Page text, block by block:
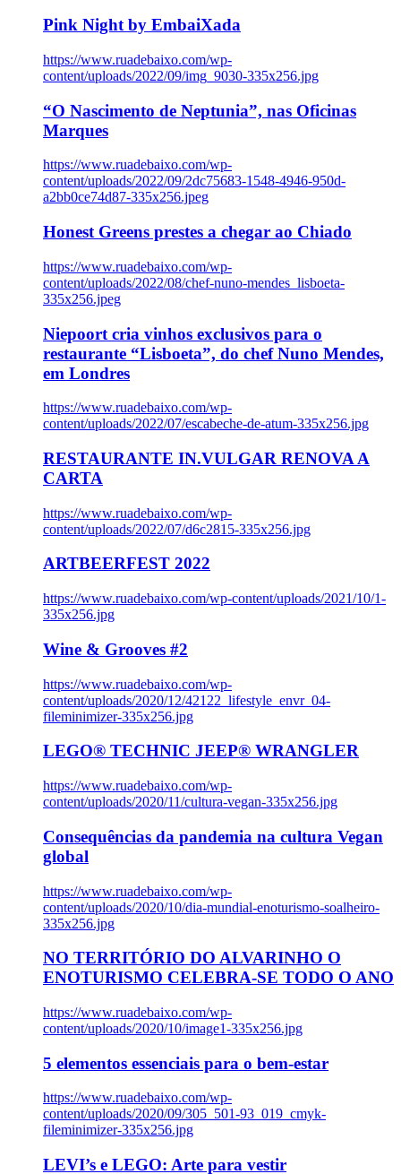
Pink Night by EmbaiXada
https://www.ruadebaixo.com/wp-
content/uploads/2022/09/img_9030-335x256.jpg
“O Nascimento de Neptunia”, nas Oficinas
Marques
https://www.ruadebaixo.com/wp-
content/uploads/2022/09/2dc75683-1548-4946-950d-
a2bb0ce74d87-335x256.jpeg
Honest Greens prestes a chegar ao Chiado
https://www.ruadebaixo.com/wp-
content/uploads/2022/08/chef-nuno-mendes_lisboeta-
335x256.jpeg
Niepoort cria vinhos exclusivos para o
restaurante “Lisboeta”, do chef Nuno Mendes,
em Londres
https://www.ruadebaixo.com/wp-
content/uploads/2022/07/escabeche-de-atum-335x256.jpg
RESTAURANTE IN.VULGAR RENOVA A
CARTA
https://www.ruadebaixo.com/wp-
content/uploads/2022/07/d6c2815-335x256.jpg
ARTBEERFEST 2022
https://www.ruadebaixo.com/wp-content/uploads/2021/10/1-
335x256.jpg
Wine & Grooves #2
https://www.ruadebaixo.com/wp-
content/uploads/2020/12/42122_lifestyle_envr_04-
fileminimizer-335x256.jpg
LEGO® TECHNIC JEEP® WRANGLER
https://www.ruadebaixo.com/wp-
content/uploads/2020/11/cultura-vegan-335x256.jpg
Consequências da pandemia na cultura Vegan
global
https://www.ruadebaixo.com/wp-
content/uploads/2020/10/dia-mundial-enoturismo-soalheiro-
335x256.jpg
NO TERRITÓRIO DO ALVARINHO O
ENOTURISMO CELEBRA-SE TODO O ANO
https://www.ruadebaixo.com/wp-
content/uploads/2020/10/image1-335x256.jpg
5 elementos essenciais para o bem-estar
https://www.ruadebaixo.com/wp-
content/uploads/2020/09/305_501-93_019_cmyk-
fileminimizer-335x256.jpg
LEVI’s e LEGO: Arte para vestir